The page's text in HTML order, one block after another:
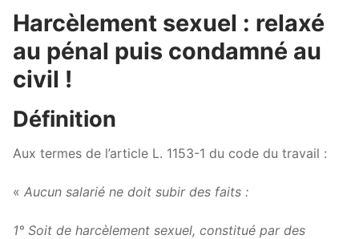
Harcèlement sexuel : relaxé
au pénal puis condamné au
civil !
Définition
Aux termes de l’article L. 1153-1 du code du travail :
« Aucun salarié ne doit subir des faits :
1° Soit de harcèlement sexuel, constitué par des